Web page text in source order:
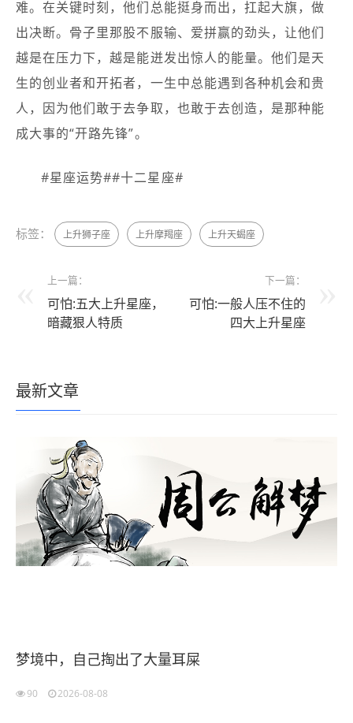
难。在关键时刻，他们总能挺身而出，扛起大旗，做
出决断。骨子里那股不服输、爱拼赢的劲头，让他们
越是在压力下，越是能迸发出惊人的能量。他们是天
生的创业者和开拓者，一生中总能遇到各种机会和贵
人，因为他们敢于去争取，也敢于去创造，是那种能
成大事的“开路先锋”。
#星座运势#​#十二星座#​
标签： 上升狮子座 上升摩羯座 上升天蝎座
上一篇：
可怕:五大上升星座，
暗藏狠人特质
下一篇：
可怕:一般人压不住的
四大上升星座
最新文章
梦境中，自己掏出了大量耳屎
90 2026-08-08